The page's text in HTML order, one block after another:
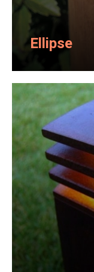
Ellipse